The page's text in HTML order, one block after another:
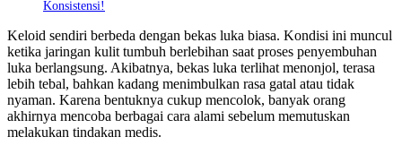
Konsistensi!
Keloid sendiri berbeda dengan bekas luka biasa. Kondisi ini muncul
ketika jaringan kulit tumbuh berlebihan saat proses penyembuhan
luka berlangsung. Akibatnya, bekas luka terlihat menonjol, terasa
lebih tebal, bahkan kadang menimbulkan rasa gatal atau tidak
nyaman. Karena bentuknya cukup mencolok, banyak orang
akhirnya mencoba berbagai cara alami sebelum memutuskan
melakukan tindakan medis.